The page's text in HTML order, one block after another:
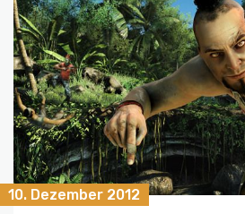
10. Dezember 2012